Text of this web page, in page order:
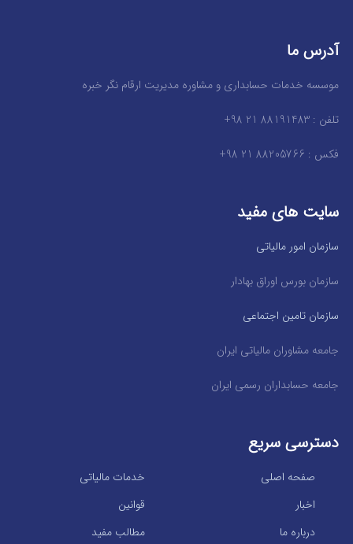
آدرس ما
موسسه خدمات حسابداری و مشاوره مدیریت ارقام نگر خبره
تلفن : 88191483 21 98+
فکس : 88205766 21 98+
سایت های مفید
سازمان امور مالیاتی
سازمان بورس اوراق بهادار
سازمان تامین اجتماعی
جامعه مشاوران مالیاتی ایران
جامعه حسابداران رسمی ایران
دسترسی سریع
خدمات مالیاتی
صفحه اصلی
قوانین
اخبار
مطالب مفید
درباره ما